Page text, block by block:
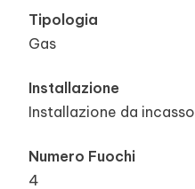
Tipologia
Gas
Installazione
Installazione da incasso
Numero Fuochi
4